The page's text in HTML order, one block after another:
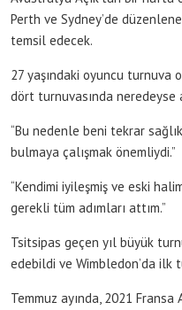
Perth ve Sydney’de
temsil edecek.
27 yaşındaki oyuncu turnuva
dört turnuvasında neredeyse
“Bu nedenle beni tekrar
bulmaya çalışmak önemliydi.”
“Kendimi iyileşmiş ve eski
gerekli tüm adımları attım.”
Tsitsipas geçen yıl büyük
edebildi ve Wimbledon’da ilk
Temmuz ayında, 2021